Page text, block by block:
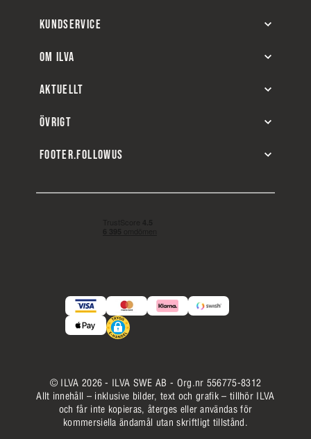
KUNDSERVICE
OM ILVA
AKTUELLT
ÖVRIGT
FOOTER.FOLLOWUS
© ILVA 2026 - ILVA SWE AB - Org.nr 556775-8312
Allt innehåll – inklusive bilder, text och grafik – tillhör ILVA
och får inte kopieras, återges eller användas för
kommersiella ändamål utan skriftligt tillstånd.